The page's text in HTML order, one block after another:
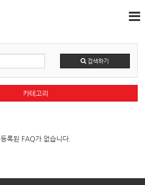
검색하기
카테고리
등록된 FAQ가 없습니다.